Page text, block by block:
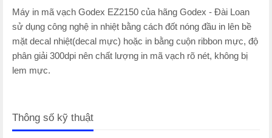
Máy in mã vạch Godex EZ2150 của hãng Godex - Đài Loan
sử dụng công nghệ in nhiệt bằng cách đốt nóng đầu in lên bề
mặt decal nhiệt(decal mực) hoặc in bằng cuộn ribbon mực, độ
phân giải 300dpi nên chất lượng in mã vạch rõ nét, không bị
lem mực.
Thông số kỹ thuật